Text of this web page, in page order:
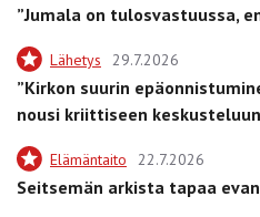
”Jumala on tulosvastuussa,
Lähetys 29.7.2026
”Kirkon suurin
nousi kriittiseen
Elämäntaito 22.7.2026
Seitsemän arkista tapaa